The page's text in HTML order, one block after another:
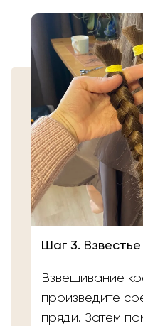
Шаг 3.
Взвешивание
произведите
пряди. Затем